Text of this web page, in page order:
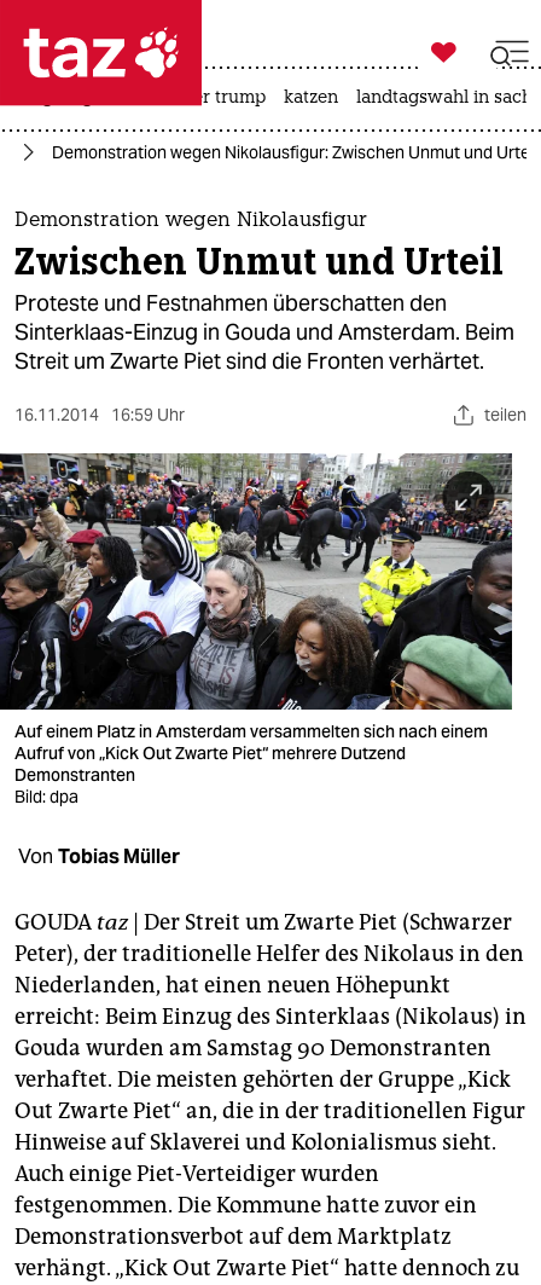
 taz zahl ich
taz zahl ich
themen
politik
öko
sport
berlin
nord
wahrheit
verlag
verlag
veranstaltungen
shop
unterstützen
abo
genossenschaft
epaper login

taz zahl ich
usa unter trump katzen landtagswahl in
Demonstration wegen Nikolausfigur: Zwischen Unmut und Urteil
Demonstration wegen Nikolausfigur
Zwischen Unmut und Urteil
Proteste und Festnahmen überschatten den
Sinterklaas-Einzug in Gouda und Amsterdam. Beim
Streit um Zwarte Piet sind die Fronten verhärtet.
16.11.2014 16:59 Uhr teilen
Auf einem Platz in Amsterdam versammelten sich nach einem
Aufruf von „Kick Out Zwarte Piet“ mehrere Dutzend
Demonstranten
Bild: dpa
Von Tobias Müller
GOUDA taz| Der Streit um Zwarte Piet (Schwarzer
Peter), der traditionelle Helfer des Nikolaus in den
Niederlanden, hat einen neuen Höhepunkt
erreicht: Beim Einzug des Sinterklaas (Nikolaus) in
Gouda wurden am Samstag 90 Demonstranten
verhaftet. Die meisten gehörten der Gruppe „Kick
Out Zwarte Piet“ an, die in der traditionellen Figur
Hinweise auf Sklaverei und Kolonialismus sieht.
Auch einige Piet-Verteidiger wurden
festgenommen. Die Kommune hatte zuvor ein
Demonstrationsverbot auf dem Marktplatz
verhängt. „Kick Out Zwarte Piet“ hatte dennoch zu